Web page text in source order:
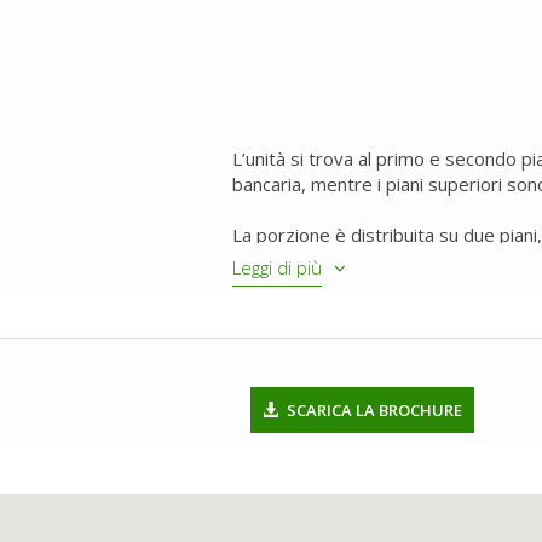
L’unità si trova al primo e secondo
bancaria, mentre i piani superiori
La porzione è distribuita su due
caratterizzato da tre ampi saloni
(o sottotetto) invece è costituito da
Gli impianti sono indipendenti da
Piove di Sacco (PD).
L’intorno urbano di via Garibaldi è
avviene su via Garibaldi come anche
Leggi di più
SCARICA LA BROCHURE